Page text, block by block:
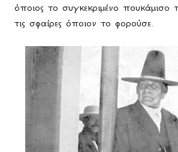
όποιος το συγκεκριμένο πουκάμισο
τις σφαίρες όποιον το φορούσε.